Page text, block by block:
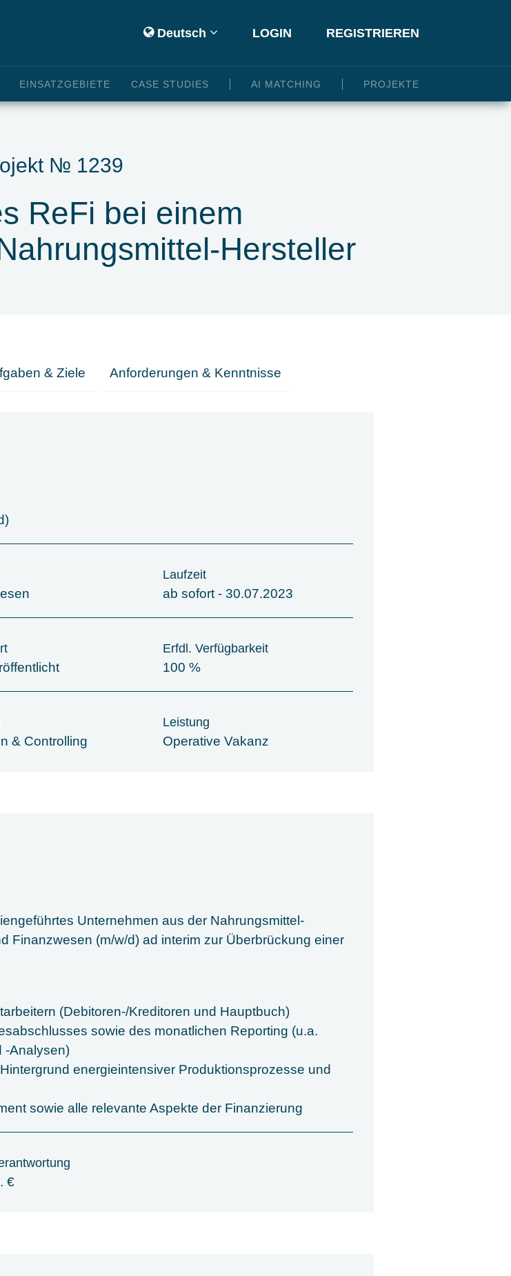
Deutsch LOGIN REGISTRIEREN
EINSATZGEBIETE CASE STUDIES AI MATCHING PROJEKTE
№ 1239
ReFi bei einem
Hersteller
& Ziele Anforderungen & Kenntnisse
Laufzeit
ab sofort - 30.07.2023
Erfdl. Verfügbarkeit
100 %
& Controlling
Leistung
Operative Vakanz
Unternehmen aus der Nahrungsmittel-
Finanzwesen (m/w/d) ad interim zur Überbrückung einer
(Debitoren-/Kreditoren und Hauptbuch)
sowie des monatlichen Reporting (u.a.
-Analysen)
energieintensiver Produktionsprozesse und
sowie alle relevante Aspekte der Finanzierung
€